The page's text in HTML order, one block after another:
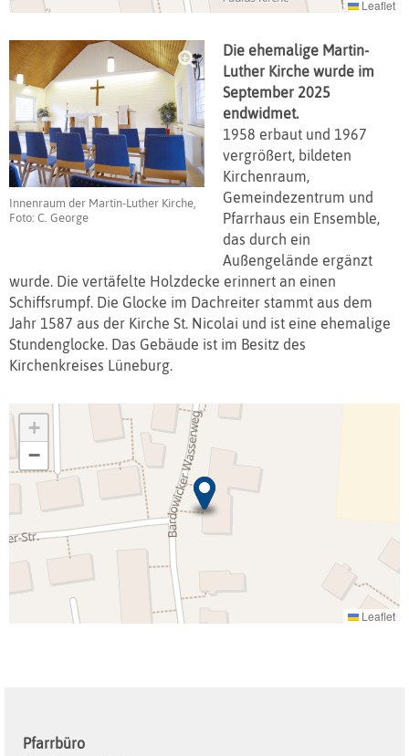
Leaflet
Innenraum der Martin-Luther Kirche,
Foto: C. George
Die ehemalige Martin-
Luther Kirche wurde im
September 2025
endwidmet.
1958 erbaut und 1967
vergrößert, bildeten
Kirchenraum,
Gemeindezentrum und
Pfarrhaus ein Ensemble,
das durch ein
Außengelände ergänzt
wurde. Die vertäfelte Holzdecke erinnert an einen
Schiffsrumpf. Die Glocke im Dachreiter stammt aus dem
Jahr 1587 aus der Kirche St. Nicolai und ist eine ehemalige
Stundenglocke. Das Gebäude ist im Besitz des
Kirchenkreises Lüneburg.
+
−
Leaflet
Pfarrbüro